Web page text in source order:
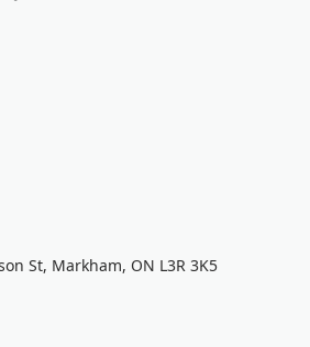
St, Markham, ON L3R 3K5